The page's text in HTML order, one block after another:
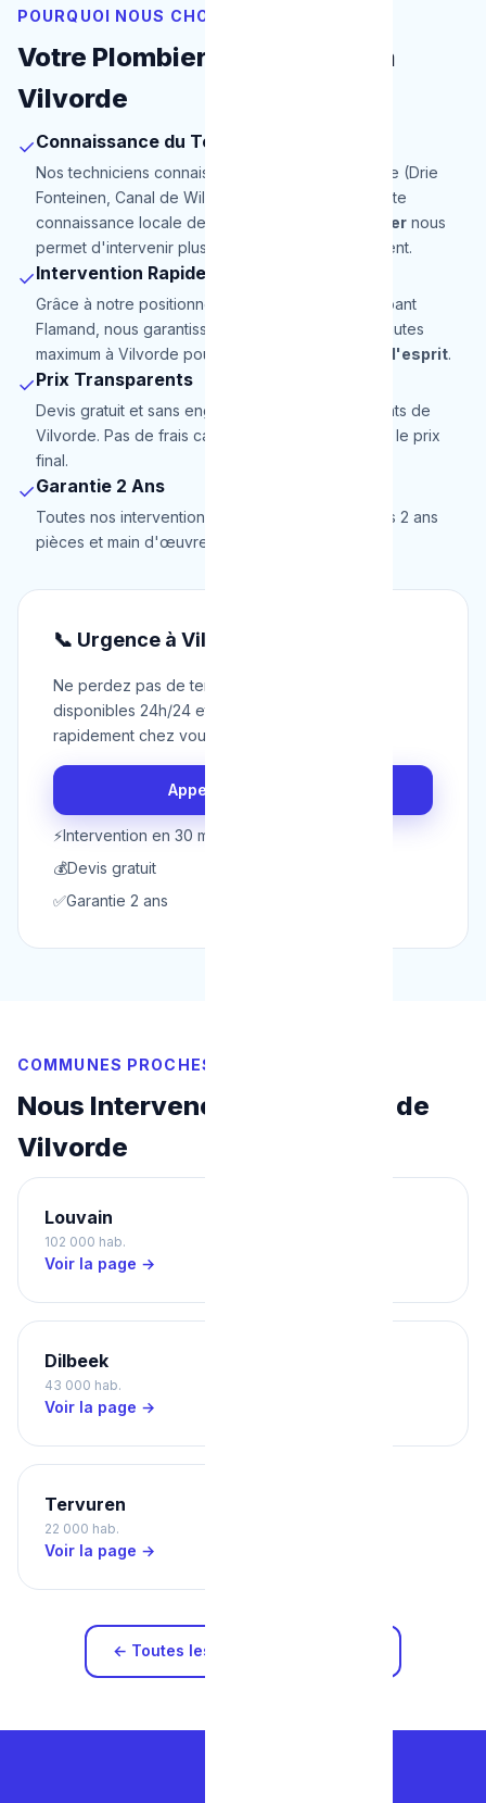
POURQUOI NOUS CHOISIR
Votre Plombier de Proximité à
Vilvorde
✓Connaissance du Terrain
Nos techniciens connaissent parfaitement Vilvorde (Drie
Fonteinen, Canal de Willebroek, Centre-ville). Cette
connaissance locale de notre
service de plombier nous
permet d'intervenir plus rapidement et efficacement.
✓Intervention Rapide
Grâce à notre positionnement stratégique en Brabant
Flamand, nous garantissons une arrivée en 30 minutes
maximum à Vilvorde pour une totale
tranquillité d'esprit.
✓Prix Transparents
Devis gratuit et sans engagement pour les habitants de
Vilvorde. Pas de frais cachés, le prix annoncé est le prix
final.
✓Garantie 2 Ans
Toutes nos interventions à Vilvorde sont garanties 2 ans
pièces et main d'œuvre.
📞 Urgence à Vilvorde ?
Ne perdez pas de temps. Nos techniciens sont
disponibles 24h/24 et 7j/7 pour intervenir
rapidement chez vous à Vilvorde.
Appeler maintenant
⚡Intervention en 30 min
💰Devis gratuit
✅Garantie 2 ans
COMMUNES PROCHES
Nous Intervenons Aussi Près de
Vilvorde
Louvain
102 000 hab.
Voir la page →
Dilbeek
43 000 hab.
Voir la page →
Tervuren
22 000 hab.
Voir la page →
← Toutes les zones d'intervention